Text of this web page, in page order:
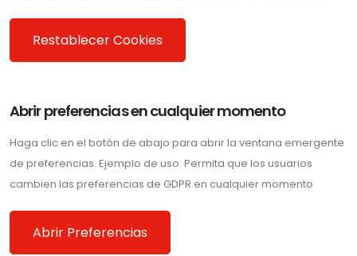
Restablecer Cookies
Abrir preferencias en cualquier momento
Haga clic en el botón de abajo para abrir la ventana emergente
de preferencias. Ejemplo de uso: Permita que los usuarios
cambien las preferencias de GDPR en cualquier momento
Abrir Preferencias